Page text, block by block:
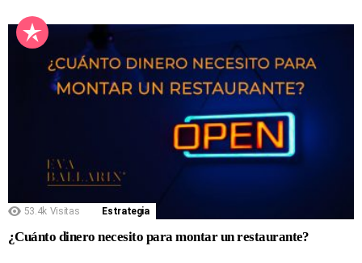
53.4k Visitas Estrategia
¿Cuánto dinero necesito para montar un restaurante?